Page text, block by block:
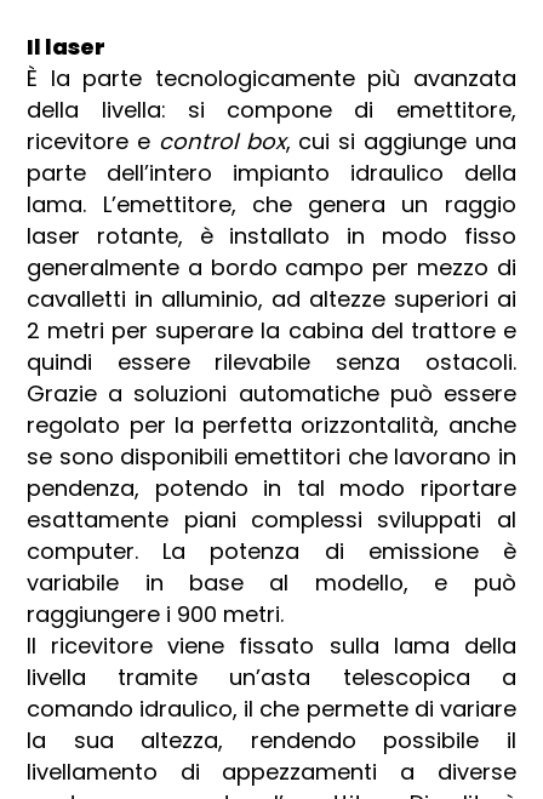
Il laser
È la parte tecnologicamente più avanzata
della livella: si compone di emettitore,
ricevitore e control box, cui si aggiunge una
parte dell’intero impianto idraulico della
lama. L’emettitore, che genera un raggio
laser rotante, è installato in modo fisso
generalmente a bordo campo per mezzo di
cavalletti in alluminio, ad altezze superiori ai
2 metri per superare la cabina del trattore e
quindi essere rilevabile senza ostacoli.
Grazie a soluzioni automatiche può essere
regolato per la perfetta orizzontalità, anche
se sono disponibili emettitori che lavorano in
pendenza, potendo in tal modo riportare
esattamente piani complessi sviluppati al
computer. La potenza di emissione è
variabile in base al modello, e può
raggiungere i 900 metri.
Il ricevitore viene fissato sulla lama della
livella tramite un’asta telescopica a
comando idraulico, il che permette di variare
la sua altezza, rendendo possibile il
livellamento di appezzamenti a diverse